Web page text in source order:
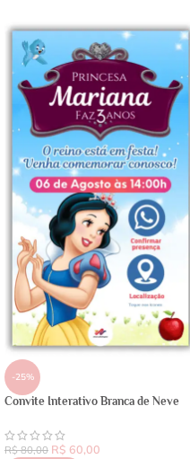
-25%
Convite Interativo Branca de Neve
R$80,00 R$ 60,00